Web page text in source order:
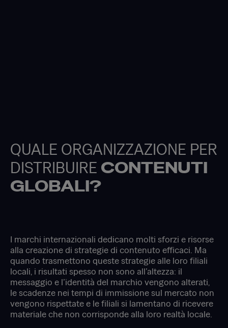
QUALE ORGANIZZAZIONE PER
DISTRIBUIRE CONTENUTI
GLOBALI?
I marchi internazionali dedicano molti sforzi e risorse
alla creazione di strategie di contenuto efficaci. Ma
quando trasmettono queste strategie alle loro filiali
locali, i risultati spesso non sono all’altezza: il
messaggio e l’identità del marchio vengono alterati,
le scadenze nei tempi di immissione sul mercato non
vengono rispettate e le filiali si lamentano di ricevere
materiale che non corrisponde alla loro realtà locale.